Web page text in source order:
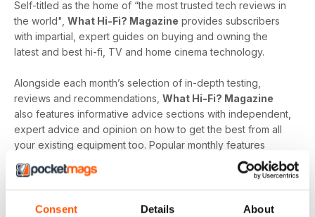
Consent Details About
Self-titled as the home of “the most trusted tech reviews in
the world", What Hi-Fi? Magazine provides subscribers
with impartial, expert guides on buying and owning the
latest and best hi-fi, TV and home cinema technology.
Alongside each month’s selection of in-depth testing,
reviews and recommendations, What Hi-Fi? Magazine
also features informative advice sections with independent,
expert advice and opinion on how to get the best from all
your existing equipment too. Popular monthly features
include ‘First Tests’ - exclusive hands-on reviews of the
newest tech and ‘Temptations’, the top of the range kit on
theWhat Hi-Fi?team’s radar.